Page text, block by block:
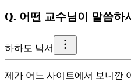
Q. 어떤 교수님이 말씀하
하하도 낙서
제가 어느 사이트에서 보니깐